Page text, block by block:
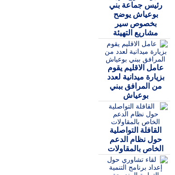
رئيس جماعة بني
بوعياش يوضح
بخصوص سير
مشاريع التهيئة
عامل الاقليم يقوم
بزيارة ميدانية لعدد
من المرافق ببني
بوعياش
القافلة التواصلية
حول نظام الدعم
الخاص بالمقاولات